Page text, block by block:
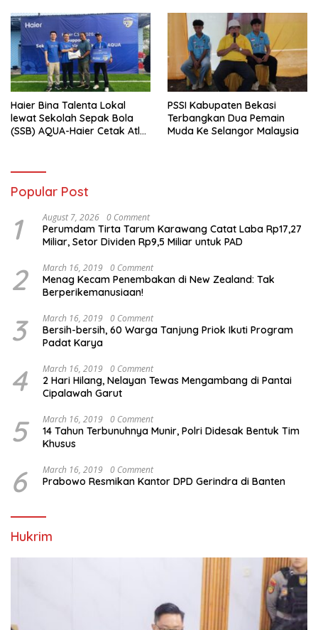
Haier Bina Talenta Lokal
lewat Sekolah Sepak Bola
(SSB) AQUA-Haier Cetak Atlet
PSSI Kabupaten Bekasi
Terbangkan Dua Pemain
Muda Ke Selangor Malaysia
Popular Post
1 August 7, 2026 0 Comment
Perumdam Tirta Tarum Karawang Catat Laba Rp17,27
Miliar, Setor Dividen Rp9,5 Miliar untuk PAD
2 March 16, 2019 0 Comment
Menag Kecam Penembakan di New Zealand: Tak
Berperikemanusiaan!
3 March 16, 2019 0 Comment
Bersih-bersih, 60 Warga Tanjung Priok Ikuti Program
Padat Karya
4 March 16, 2019 0 Comment
2 Hari Hilang, Nelayan Tewas Mengambang di Pantai
Cipalawah Garut
5 March 16, 2019 0 Comment
14 Tahun Terbunuhnya Munir, Polri Didesak Bentuk Tim
Khusus
6 March 16, 2019 0 Comment
Prabowo Resmikan Kantor DPD Gerindra di Banten
Hukrim